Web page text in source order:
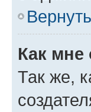
Как мне
Так же,